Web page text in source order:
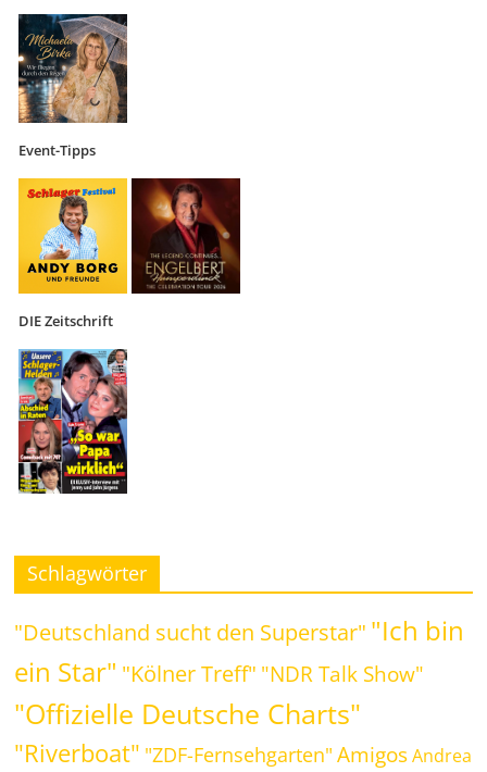
Event-Tipps
DIE Zeitschrift
Schlagwörter
"Deutschland sucht den Superstar" "Ich bin
ein Star" "Kölner Treff" "NDR Talk Show"
"Offizielle Deutsche Charts"
"Riverboat" "ZDF-Fernsehgarten" Amigos Andrea